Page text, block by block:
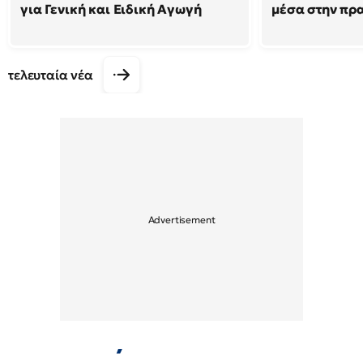
για Γενική και Ειδική Αγωγή
μέσα στην
τελευταία νέα